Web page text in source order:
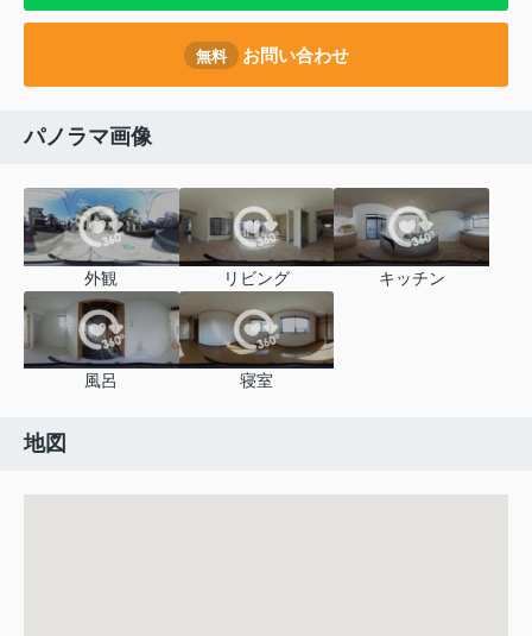
無料 お問い合わせ
パノラマ画像
外観 リビング キッチン
風呂 寝室
地図